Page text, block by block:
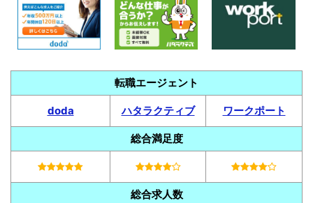
転職エージェント
doda ハタラクティブ ワークポート
総合満足度
総合求人数